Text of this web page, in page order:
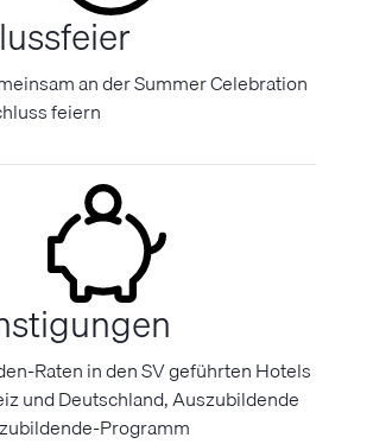
an der Summer Celebration
feiern
Raten in den SV geführten Hotels
und Deutschland, Auszubildende
Programm